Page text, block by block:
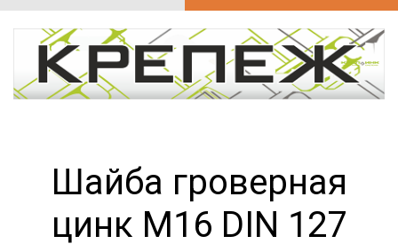
Шайба гроверная
цинк М16 DIN 127